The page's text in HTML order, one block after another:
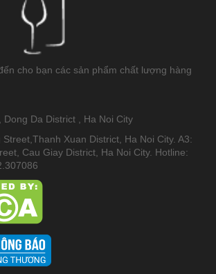
giá rẻ nhất
ICEWINE
cho bạn các sản phẩm chất lượng hàng
Dong Da District , Ha Noi City
Xuan District, Ha Noi City. A3:
Cau Giay District, Ha Noi City. Hotline: